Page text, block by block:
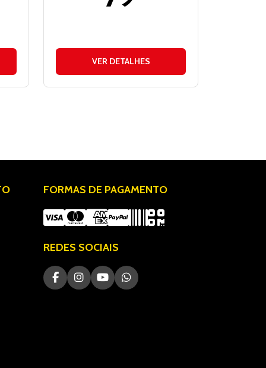
VER DETALHES
FORMAS DE PAGAMENTO
REDES SOCIAIS